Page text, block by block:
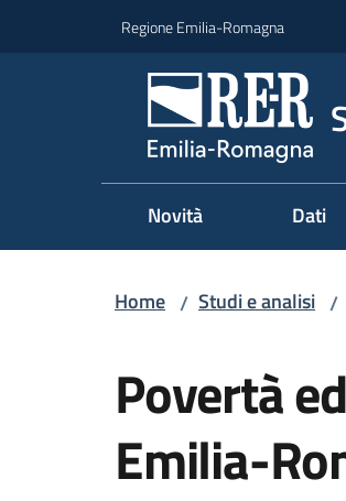
Regione Emilia-Romagna
Novità Dati
Home / Studi e analisi /
Povertà
Emilia-